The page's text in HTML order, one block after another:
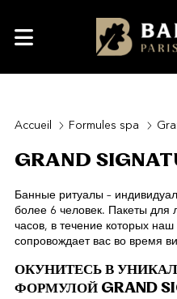
Accueil Formules spa
GRAND
Банные ритуалы –
более 6 человек. Пакеты для
часов, в течение которых
сопровождает вас во время
ОКУНИТЕСЬ В
ФОРМУЛОЙ GRAND